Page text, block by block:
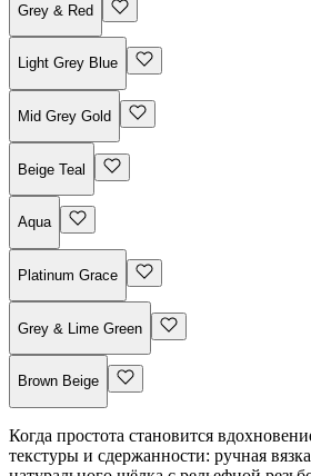
Grey & Red
Light Grey Blue
Mid Grey Gold
Beige Teal
Aqua
Platinum Grace
Grey & Lime Green
Brown Beige
Когда простота становится
текстуры и сдержанности: ручная